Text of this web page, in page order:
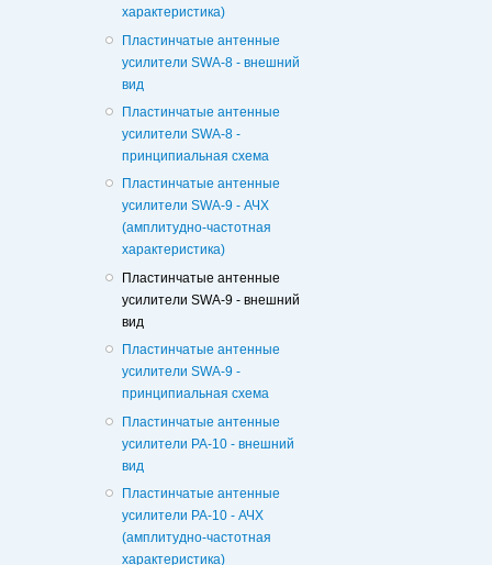
характеристика)
Пластинчатые антенные
усилители SWA-8 - внешний
вид
Пластинчатые антенные
усилители SWA-8 -
принципиальная схема
Пластинчатые антенные
усилители SWA-9 - АЧХ
(амплитудно-частотная
характеристика)
Пластинчатые антенные
усилители SWA-9 - внешний
вид
Пластинчатые антенные
усилители SWA-9 -
принципиальная схема
Пластинчатые антенные
усилители РА-10 - внешний
вид
Пластинчатые антенные
усилители РА-10 - АЧХ
(амплитудно-частотная
характеристика)